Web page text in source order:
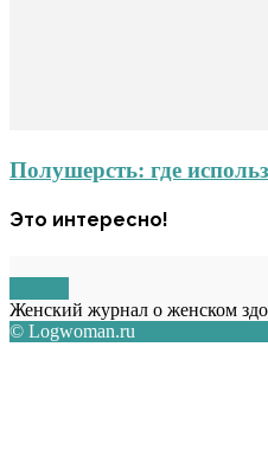
Полушерсть: где
Это интересно!
Женский журнал о женском
© Logwoman.ru